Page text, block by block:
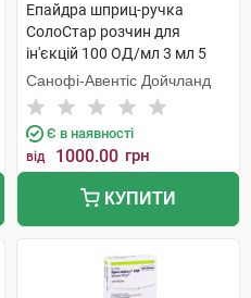
Епайдра шприц-ручка
СолоСтар розчин для
ін'єкцій 100 ОД/мл 3 мл 5
шприц
Санофі-Авентіс Дойчланд
Є в наявності
від 1000.00 грн
КУПИТИ